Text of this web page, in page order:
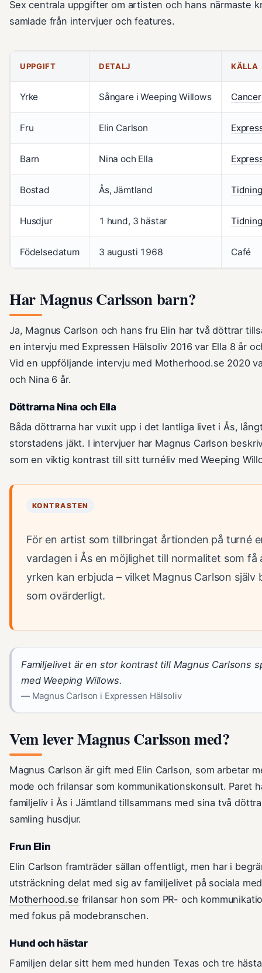
Sex centrala uppgifter om artisten och hans närmaste
samlade från intervjuer och features.
UPPGIFT DETALJ KÄLLA
Yrke Sångare i Weeping Willows
Fru Elin Carlson
Barn Nina och Ella
Bostad Ås, Jämtland
Husdjur 1 hund, 3 hästar
Födelsedatum 3 augusti 1968 Café
Har Magnus Carlsson barn?
Ja, Magnus Carlson och hans fru Elin har två döttrar
en intervju med Expressen Hälsoliv 2016 var Ella 8 år
Vid en uppföljande intervju med Motherhood.se 2020
och Nina 6 år.
Döttrarna Nina och Ella
Båda döttrarna har vuxit upp i det lantliga livet i Ås,
storstadens jäkt. I intervjuer har Magnus Carlson
som en viktig kontrast till sitt turnéliv med Weeping
KONTRASTEN
För en artist som tillbringat årtionden på turné
vardagen i Ås en möjlighet till normalitet som få
yrken kan erbjuda – vilket Magnus Carlson själv
som ovärderligt.
Familjelivet är en stor kontrast till Magnus Carlsons
med Weeping Willows.
— Magnus Carlson i Expressen Hälsoliv
Vem lever Magnus Carlsson med?
Magnus Carlson är gift med Elin Carlson, som arbetar
mode och frilansar som kommunikationskonsult. Paret
familjeliv i Ås i Jämtland tillsammans med sina två
samling husdjur.
Frun Elin
Elin Carlson framträder sällan offentligt, men har i
utsträckning delat med sig av familjelivet på sociala
Motherhood.se frilansar hon som PR- och
med fokus på modebranschen.
Hund och hästar
Familjen delar sitt hem med hunden Texas och tre